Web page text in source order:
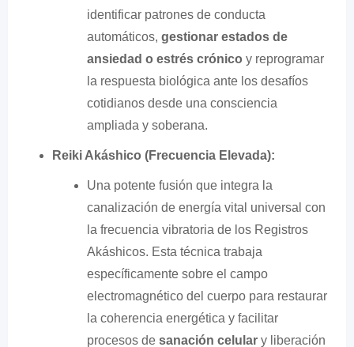
identificar patrones de conducta
automáticos, gestionar estados de
ansiedad o estrés crónico y reprogramar
la respuesta biológica ante los desafíos
cotidianos desde una consciencia
ampliada y soberana.
Reiki Akáshico (Frecuencia Elevada):
Una potente fusión que integra la
canalización de energía vital universal con
la frecuencia vibratoria de los Registros
Akáshicos. Esta técnica trabaja
específicamente sobre el campo
electromagnético del cuerpo para restaurar
la coherencia energética y facilitar
procesos de sanación celular y liberación